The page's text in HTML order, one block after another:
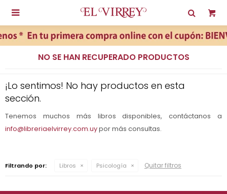

NO SE HAN RECUPERADO PRODUCTOS
¡Lo sentimos! No hay productos en esta
sección.
Tenemos muchos más libros disponibles, contáctanos a
info@libreriaelvirrey.com.uypor más consultas.
Filtrando por: Libros Psicología Quitar filtros